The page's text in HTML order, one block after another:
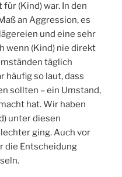
(Kind) war. In den
an Aggression, es
und eine sehr
wenn (Kind) nie direkt
täglich
häufig so laut, dass
sollten – ein Umstand,
hat. Wir haben
unter diesen
ging. Auch vor
die Entscheidung